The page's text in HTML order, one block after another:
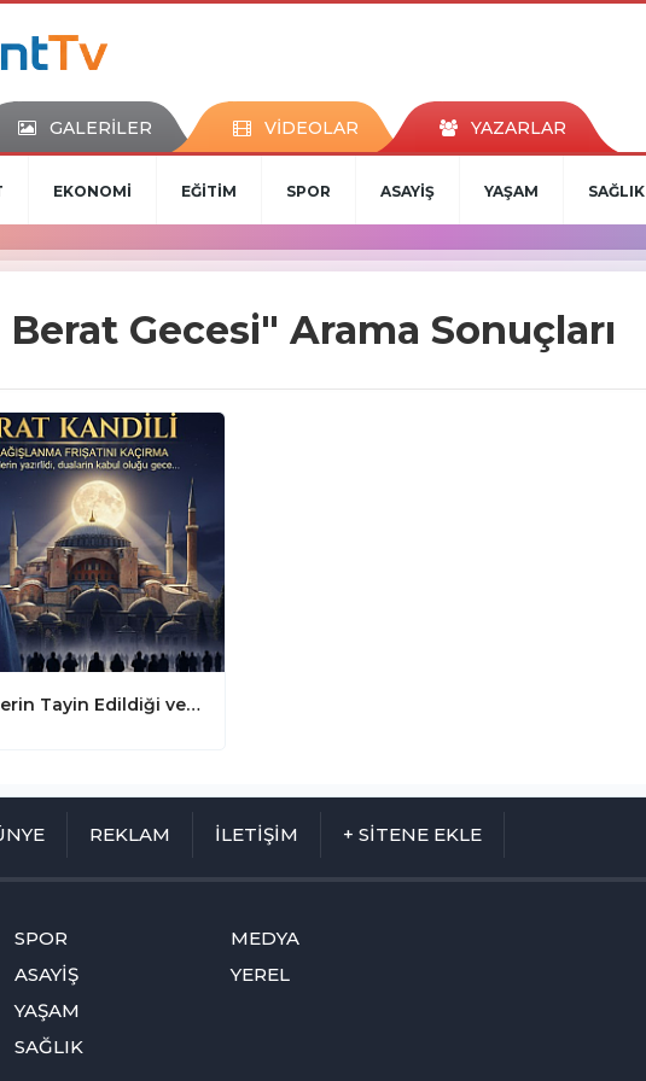
GALERİLER VİDEOLAR YAZARLAR
EKONOMİ EĞİTİM SPOR ASAYİŞ YAŞAM SAĞLIK
Gecesi" Arama Sonuçları
Berat Kandili: Kaderin Tayin Edildiği ve Bağışlanma Kapılarının Açıldığı Mübarek Gece
REKLAM İLETİŞİM + SİTENE EKLE
SPOR
ASAYİŞ
YAŞAM
SAĞLIK
MEDYA
YEREL